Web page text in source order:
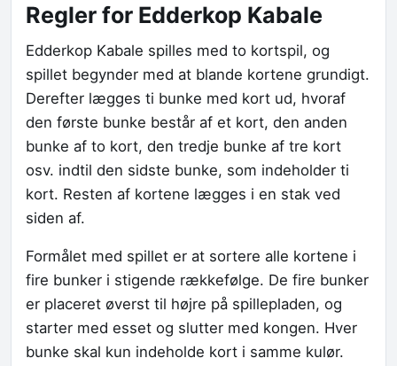
Regler for Edderkop Kabale
Edderkop Kabale spilles med to kortspil, og
spillet begynder med at blande kortene grundigt.
Derefter lægges ti bunke med kort ud, hvoraf
den første bunke består af et kort, den anden
bunke af to kort, den tredje bunke af tre kort
osv. indtil den sidste bunke, som indeholder ti
kort. Resten af kortene lægges i en stak ved
siden af.
Formålet med spillet er at sortere alle kortene i
fire bunker i stigende rækkefølge. De fire bunker
er placeret øverst til højre på spillepladen, og
starter med esset og slutter med kongen. Hver
bunke skal kun indeholde kort i samme kulør.